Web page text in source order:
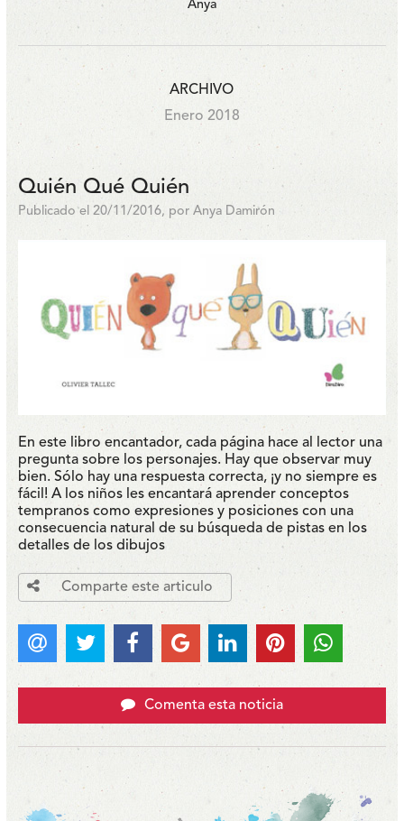
Anya
ARCHIVO
Enero 2018
Quién Qué Quién
Publicado el 20/11/2016, por Anya Damirón
En este libro encantador, cada página hace al lector una
pregunta sobre los personajes. Hay que observar muy
bien. Sólo hay una respuesta correcta, ¡y no siempre es
fácil! A los niños les encantará aprender conceptos
tempranos como expresiones y posiciones con una
consecuencia natural de su búsqueda de pistas en los
detalles de los dibujos
Comparte este articulo
Comenta esta noticia